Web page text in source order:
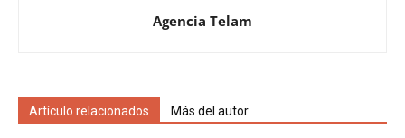
Agencia Telam
Artículo relacionados Más del autor